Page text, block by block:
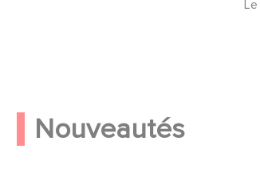
Le
Nouveautés